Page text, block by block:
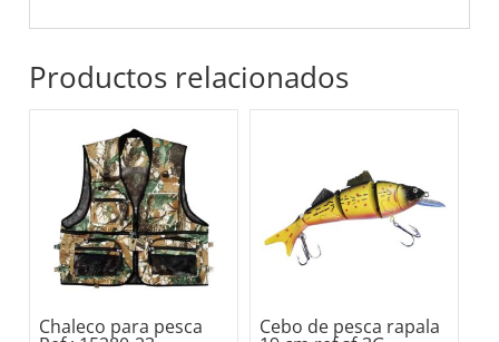
Productos relacionados
Chaleco para pesca Cebo de pesca rapala